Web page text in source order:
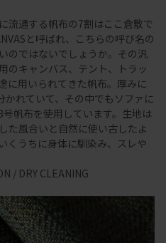
流通する帆布の7割はここ倉敷で
と呼ばれ、こちらの呼び名の
のではないでしょうか。その汎
のキャンバス、テント、トラッ
に用いられてきた帆布。厚みに
れていて、その中でもソファに
帆布を使用しています。生地は
た風合いと自然に使い古したよ
くうちに身体に馴染み、スレや
/ DRY CLEANING